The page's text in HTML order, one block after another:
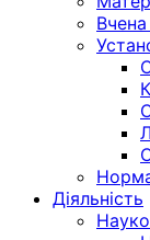
Діяльність